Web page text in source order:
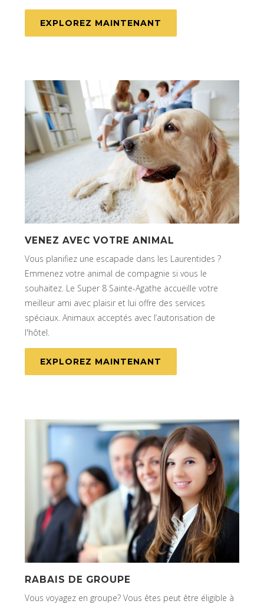
EXPLOREZ MAINTENANT
VENEZ AVEC VOTRE ANIMAL
Vous planifiez une escapade dans les Laurentides ?
Emmenez votre animal de compagnie si vous le
souhaitez. Le Super 8 Sainte-Agathe accueille votre
meilleur ami avec plaisir et lui offre des services
spéciaux. Animaux acceptés avec l’autorisation de
l'hôtel.
EXPLOREZ MAINTENANT
RABAIS DE GROUPE
Vous voyagez en groupe? Vous êtes peut être éligible à